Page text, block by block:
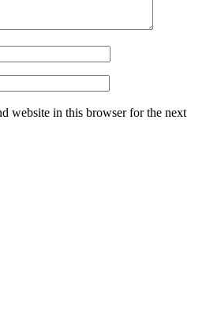
website in this browser for the next